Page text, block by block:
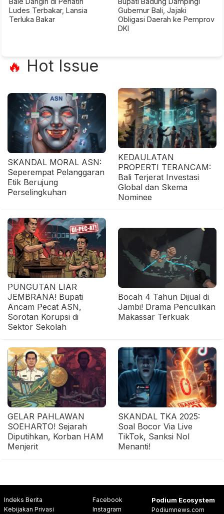
Ludes Terbakar, Lansia
Terluka Bakar
Gubernur Bali, Jajaki
Obligasi Daerah ke Pemprov
DKI
🔥 Hot Issue
SKANDAL MORAL ASN:
Seperempat Pelanggaran
Etik Berujung
Perselingkuhan
KEDAULATAN
PROPERTI TERANCAM:
Bali Terjerat Investasi
Global dan Skema
Nominee
PUNGUTAN LIAR
JEMBRANA! Bupati
Ancam Pecat ASN,
Sorotan Korupsi di
Sektor Sekolah
Bocah 4 Tahun Dijual di
Jambi! Drama Penculikan
Makassar Terkuak
GELAR PAHLAWAN
SOEHARTO! Sejarah
Diputihkan, Korban HAM
Menjerit
SKANDAL TKA 2025:
Soal Bocor Via Live
TikTok, Sanksi Nol
Menanti!
Indeks Berita
Kebijakan Privasi
Facebook
Instagram
Podium Ecosystem
Podiumnews.com